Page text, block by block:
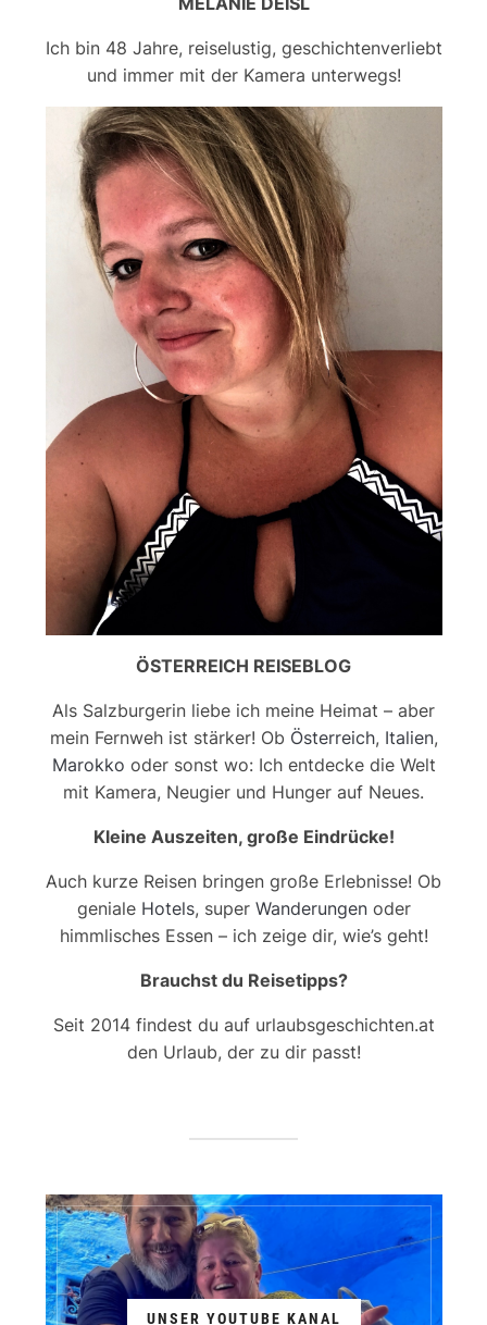
Ich bin 48 Jahre, reiselustig, geschichtenverliebt
und immer mit der Kamera unterwegs!
ÖSTERREICH REISEBLOG
Als Salzburgerin liebe ich meine Heimat – aber
mein Fernweh ist stärker! Ob Österreich, Italien,
Marokko oder sonst wo: Ich entdecke die Welt
mit Kamera, Neugier und Hunger auf Neues.
Kleine Auszeiten, große Eindrücke!
Auch kurze Reisen bringen große Erlebnisse! Ob
geniale Hotels, super Wanderungenoder
himmlisches Essen – ich zeige dir, wie’s geht!
Brauchst du Reisetipps?
Seit 2014 findest du auf urlaubsgeschichten.at
den Urlaub, der zu dir passt!
UNSER YOUTUBE KANAL